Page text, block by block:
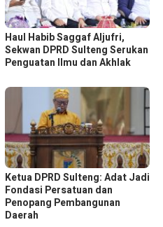
Haul Habib Saggaf Aljufri,
Sekwan DPRD Sulteng Serukan
Penguatan Ilmu dan Akhlak
Ketua DPRD Sulteng: Adat Jadi
Fondasi Persatuan dan
Penopang Pembangunan
Daerah